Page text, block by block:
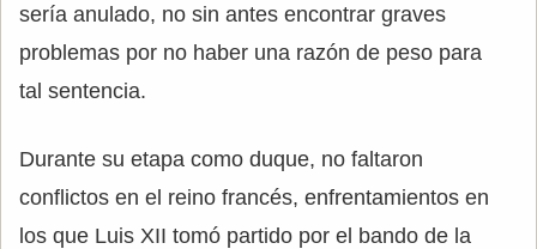
sería anulado, no sin antes encontrar graves
problemas por no haber una razón de peso para
tal sentencia.
Durante su etapa como duque, no faltaron
conflictos en el reino francés, enfrentamientos en
los que Luis XII tomó partido por el bando de la